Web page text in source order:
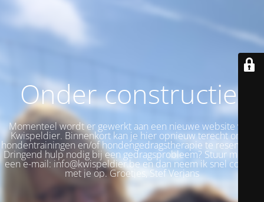
Onder constructie!
Momenteel wordt er gewerkt aan een nieuwe website voor
Kwispeldier. Binnenkort kan je hier opnieuw terecht om je
hondentrainingen en/of hondengedragstherapie te reserveren.
Dringend hulp nodig bij een gedragsprobleem? Stuur me dan
een e-mail: info@kwispeldier.be en dan neem ik snel contact
met je op. Groetjes, Stef Verjans